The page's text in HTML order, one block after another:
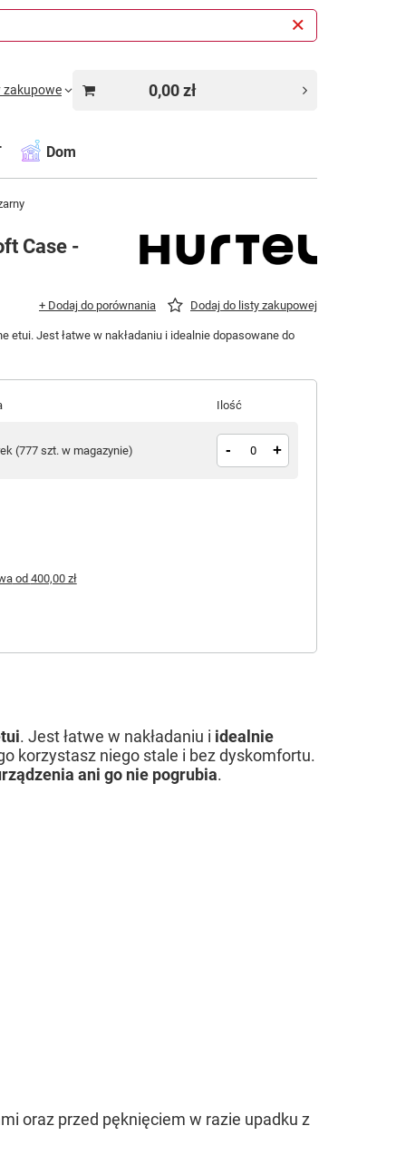
zakupowe 0,00 zł
Dom
Case -
+ Dodaj do porównania Dodaj do listy zakupowej
Jest łatwe w nakładaniu i idealnie dopasowane do
Ilość
(777 szt. w magazynie) - +
od 400,00 zł
. Jest łatwe w nakładaniu i idealnie
korzystasz niego stale i bez dyskomfortu.
ani go nie pogrubia.
oraz przed pęknięciem w razie upadku z